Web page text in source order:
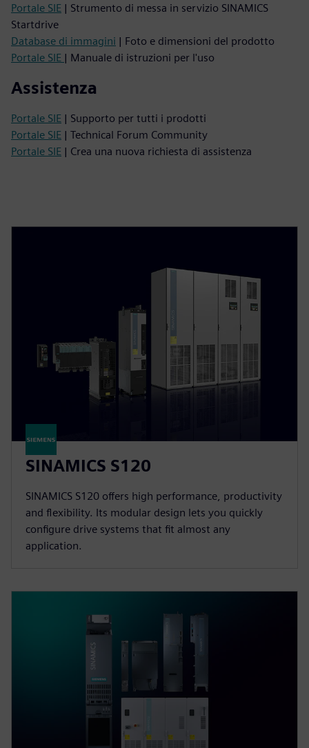
Portale SIE | Strumento di messa in servizio SINAMICS
Startdrive
Database di immagini | Foto e dimensioni del prodotto
Portale SIE | Manuale di istruzioni per l'uso
Assistenza
Portale SIE | Supporto per tutti i prodotti
Portale SIE | Technical Forum Community
Portale SIE | Crea una nuova richiesta di assistenza
SINAMICS S120
SINAMICS S120 offers high performance, productivity
and flexibility. Its modular design lets you quickly
configure drive systems that fit almost any
application.